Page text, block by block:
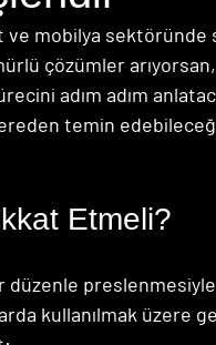
ve mobilya sektöründe
çözümler arıyorsan,
adım adım
temin
Etmeli?
düzenle
kullanılmak üzere